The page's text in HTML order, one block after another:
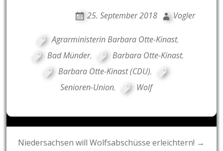
25. September 2018 Vogler
Agrarministerin Barbara Otte-Kinast,
Bad Münder, Barbara Otte-Kinast,
Barbara Otte-Kinast (CDU),
Senioren-Union, Wolf
Post
Niedersachsen will Wolfsabschüsse erleichtern! →